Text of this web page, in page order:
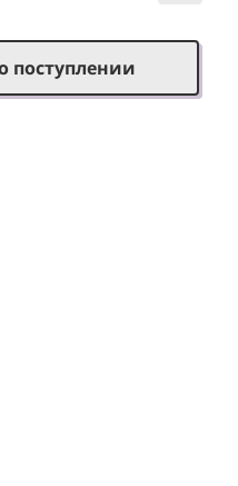
поступлении